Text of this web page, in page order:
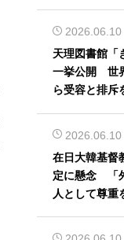
2026.06.10
天理図書館「
一挙公開 世
ら受容と排斥
2026.06.10
在日大韓基督
定に懸念 「
人として尊重